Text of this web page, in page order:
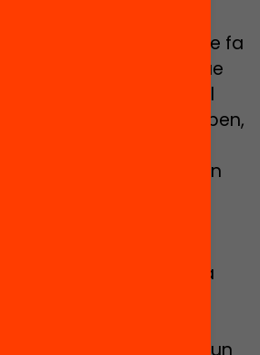
reptes.
són diverses, pel que fa
territorial, als reptes que
que aborden, el
centres que hi participen,
i recursos que
relacions que teixeixen
poden tenir.
els esforços que es
el treball en xarxa
educatius, hauríem
de saber amb
experiències tenen un